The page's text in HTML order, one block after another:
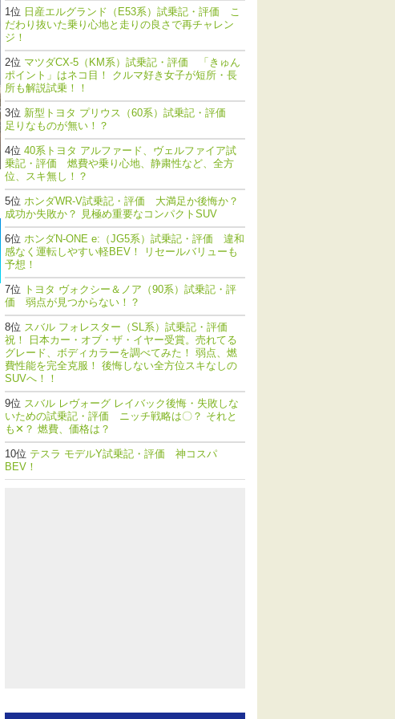
日産エルグランド（E53系）試乗記・評価 こ
だわり抜いた乗り心地と走りの良さで再チャレン
ジ！
マツダCX-5（KM系）試乗記・評価 「きゅん
ポイント」はネコ目！ クルマ好き女子が短所・長
所も解説試乗！！
新型トヨタ プリウス（60系）試乗記・評価
足りなものが無い！？
40系トヨタ アルファード、ヴェルファイア試
乗記・評価 燃費や乗り心地、静粛性など、全方
位、スキ無し！？
ホンダWR-V試乗記・評価 大満足か後悔か？
成功か失敗か？ 見極め重要なコンパクトSUV
ホンダN-ONE e:（JG5系）試乗記・評価 違和
感なく運転しやすい軽BEV！ リセールバリューも
予想！
トヨタ ヴォクシー＆ノア（90系）試乗記・評
価 弱点が見つからない！？
スバル フォレスター（SL系）試乗記・評価
祝！ 日本カー・オブ・ザ・イヤー受賞。売れてる
グレード、ボディカラーを調べてみた！ 弱点、燃
費性能を完全克服！ 後悔しない全方位スキなしの
SUVへ！！
スバル レヴォーグ レイバック後悔・失敗しな
いための試乗記・評価 ニッチ戦略は〇？ それと
も✕？ 燃費、価格は？
テスラ モデルY試乗記・評価 神コスパ
BEV！